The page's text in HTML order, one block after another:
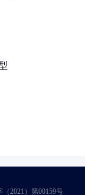
2021）第00159号